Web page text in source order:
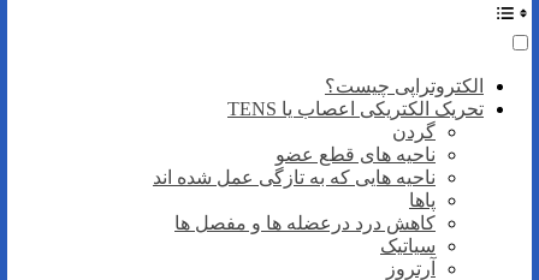
الکتروتراپی چیست؟
تحریک الکتریکی اعصاب یا TENS
گردن
ناحیه های قطع عضو
ناحیه هایی که به تازگی عمل شده اند
پاها
کاهش درد درعضله ها و مفصل ها
سیاتیک
آرتروز